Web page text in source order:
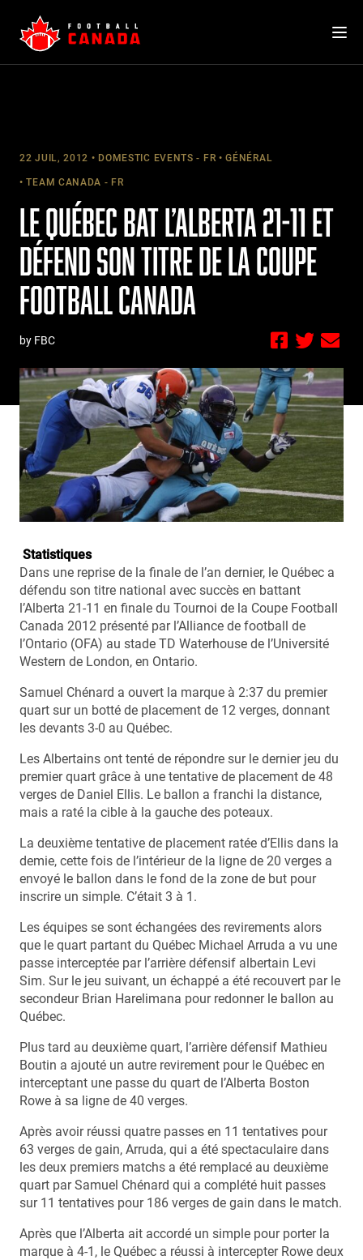
content
22 JUIL, 2012 DOMESTIC EVENTS - FR GÉNÉRAL
TEAM CANADA - FR
LE QUÉBEC BAT L’ALBERTA 21-11 ET
DÉFEND SON TITRE DE LA COUPE
FOOTBALL CANADA
by FBC
Statistiques
Dans une reprise de la finale de l’an dernier, le Québec a
défendu son titre national avec succès en battant
l’Alberta 21-11 en finale du Tournoi de la Coupe Football
Canada 2012 présenté par l’Alliance de football de
l’Ontario (OFA) au stade TD Waterhouse de l’Université
Western de London, en Ontario.
Samuel Chénard a ouvert la marque à 2:37 du premier
quart sur un botté de placement de 12 verges, donnant
les devants 3-0 au Québec.
Les Albertains ont tenté de répondre sur le dernier jeu du
premier quart grâce à une tentative de placement de 48
verges de Daniel Ellis. Le ballon a franchi la distance,
mais a raté la cible à la gauche des poteaux.
La deuxième tentative de placement ratée d’Ellis dans la
demie, cette fois de l’intérieur de la ligne de 20 verges a
envoyé le ballon dans le fond de la zone de but pour
inscrire un simple. C’était 3 à 1.
Les équipes se sont échangées des revirements alors
que le quart partant du Québec Michael Arruda a vu une
passe interceptée par l’arrière défensif albertain Levi
Sim. Sur le jeu suivant, un échappé a été recouvert par le
secondeur Brian Harelimana pour redonner le ballon au
Québec.
Plus tard au deuxième quart, l’arrière défensif Mathieu
Boutin a ajouté un autre revirement pour le Québec en
interceptant une passe du quart de l’Alberta Boston
Rowe à sa ligne de 40 verges.
Après avoir réussi quatre passes en 11 tentatives pour
63 verges de gain, Arruda, qui a été spectaculaire dans
les deux premiers matchs a été remplacé au deuxième
quart par Samuel Chénard qui a complété huit passes
sur 11 tentatives pour 186 verges de gain dans le match.
Après que l’Alberta ait accordé un simple pour porter la
marque à 4-1, le Québec a réussi à intercepter Rowe deux